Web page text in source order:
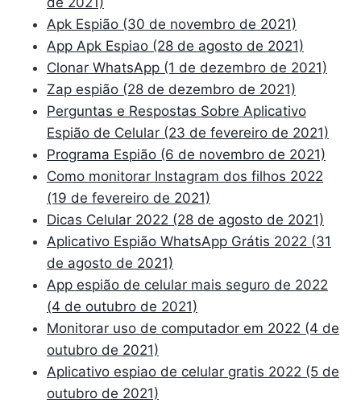
Apk Espião (30 de novembro de 2021)
App Apk Espiao (28 de agosto de 2021)
Clonar WhatsApp (1 de dezembro de 2021)
Zap espião (28 de dezembro de 2021)
Perguntas e Respostas Sobre Aplicativo
Espião de Celular (23 de fevereiro de 2021)
Programa Espião (6 de novembro de 2021)
Como monitorar Instagram dos filhos 2022
(19 de fevereiro de 2021)
Dicas Celular 2022 (28 de agosto de 2021)
Aplicativo Espião WhatsApp Grátis 2022 (31
de agosto de 2021)
App espião de celular mais seguro de 2022
(4 de outubro de 2021)
Monitorar uso de computador em 2022 (4 de
outubro de 2021)
Aplicativo espiao de celular gratis 2022 (5 de
outubro de 2021)